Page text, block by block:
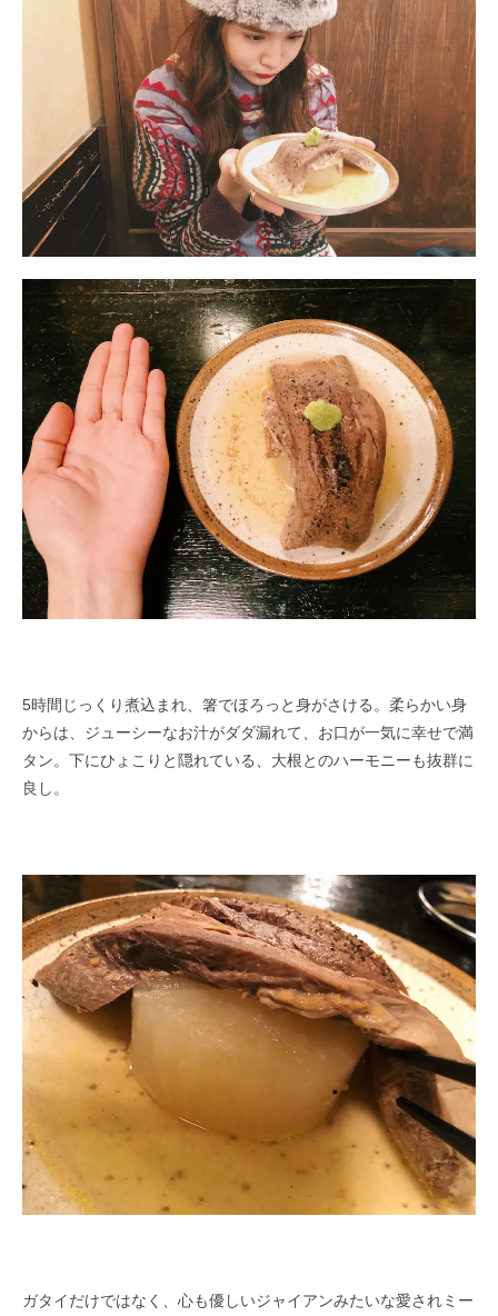
5時間じっくり煮込まれ、箸でほろっと身がさける。柔らかい身
からは、ジューシーなお汁がダダ漏れて、お口が一気に幸せで満
タン。下にひょこりと隠れている、大根とのハーモニーも抜群に
良し。
ガタイだけではなく、心も優しいジャイアンみたいな愛されミー